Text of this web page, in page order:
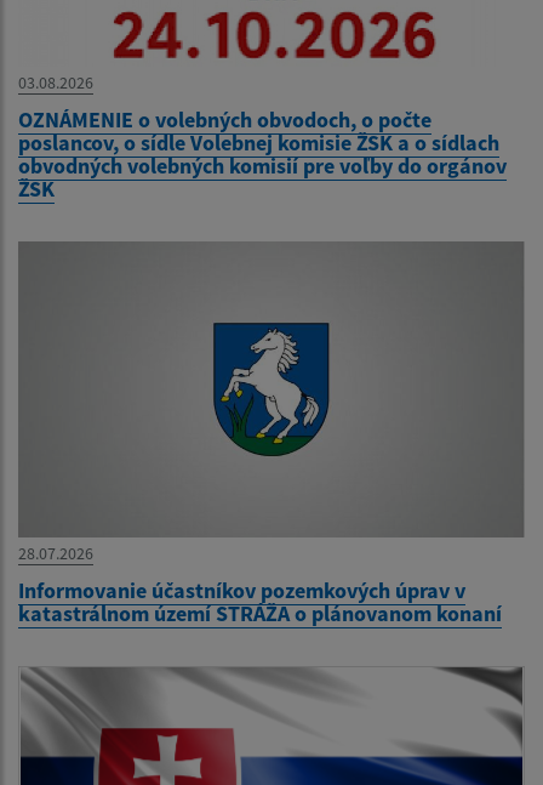
03.08.2026
OZNÁMENIE o volebných obvodoch, o počte
poslancov, o sídle Volebnej komisie ŽSK a o sídlach
obvodných volebných komisií pre voľby do orgánov
ŽSK
28.07.2026
Informovanie účastníkov pozemkových úprav v
katastrálnom území STRÁŽA o plánovanom konaní